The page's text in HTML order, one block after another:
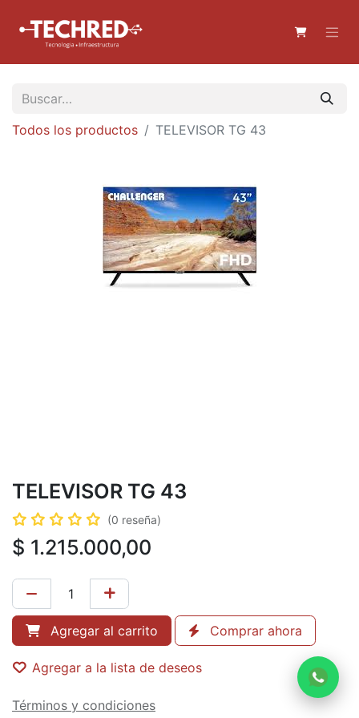
Todos los productos TELEVISOR TG 43
TELEVISOR TG 43
(0 reseña)
$ 1.215.000,00
Agregar al carrito Comprar ahora
Agregar a la lista de deseos
Términos y condiciones